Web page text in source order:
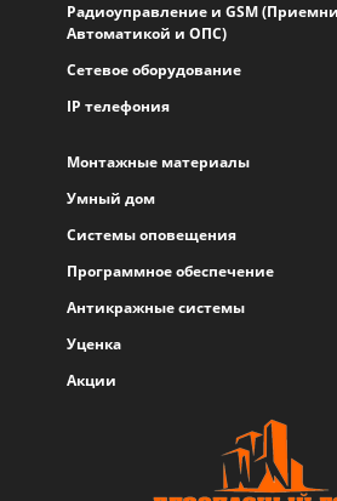
Радиоуправление и GSM
Автоматикой и ОПС)
Сетевое оборудование
IP телефония
Монтажные материалы
Умный дом
Системы оповещения
Программное обеспечение
Антикражные системы
Уценка
Акции